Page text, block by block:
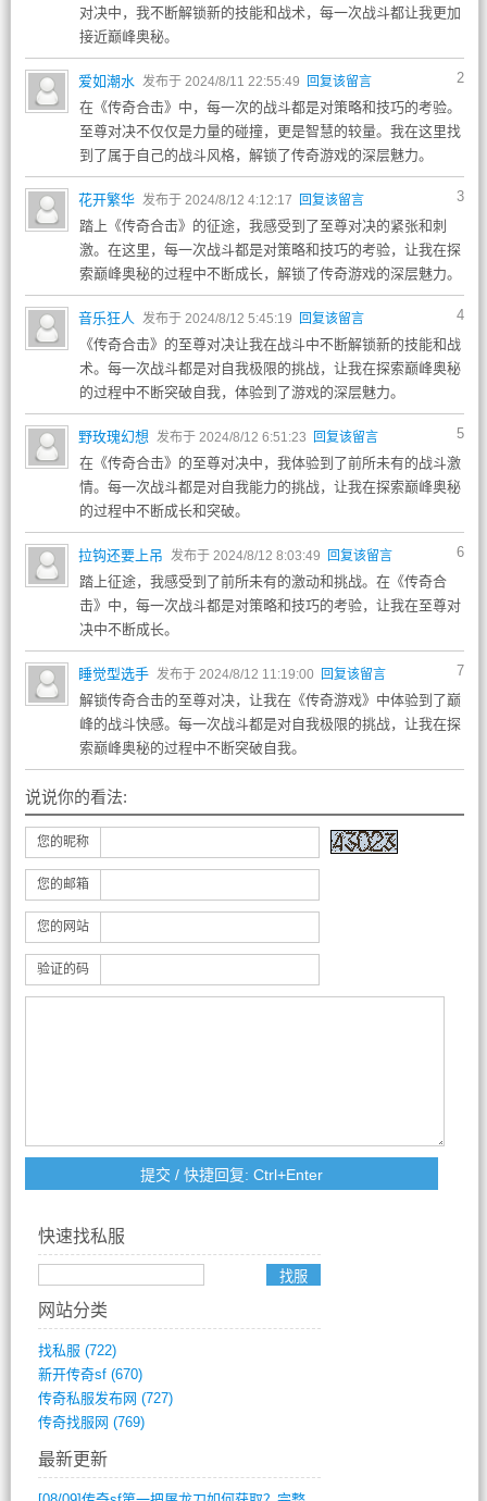
对决中，我不断解锁新的技能和战术，每一次战斗都让我更加
接近巅峰奥秘。
2
爱如潮水 发布于 2024/8/11 22:55:49 回复该留言
在《传奇合击》中，每一次的战斗都是对策略和技巧的考验。
至尊对决不仅仅是力量的碰撞，更是智慧的较量。我在这里找
到了属于自己的战斗风格，解锁了传奇游戏的深层魅力。
3
花开繁华 发布于 2024/8/12 4:12:17 回复该留言
踏上《传奇合击》的征途，我感受到了至尊对决的紧张和刺
激。在这里，每一次战斗都是对策略和技巧的考验，让我在探
索巅峰奥秘的过程中不断成长，解锁了传奇游戏的深层魅力。
4
音乐狂人 发布于 2024/8/12 5:45:19 回复该留言
《传奇合击》的至尊对决让我在战斗中不断解锁新的技能和战
术。每一次战斗都是对自我极限的挑战，让我在探索巅峰奥秘
的过程中不断突破自我，体验到了游戏的深层魅力。
5
野玫瑰幻想 发布于 2024/8/12 6:51:23 回复该留言
在《传奇合击》的至尊对决中，我体验到了前所未有的战斗激
情。每一次战斗都是对自我能力的挑战，让我在探索巅峰奥秘
的过程中不断成长和突破。
6
拉钩还要上吊 发布于 2024/8/12 8:03:49 回复该留言
踏上征途，我感受到了前所未有的激动和挑战。在《传奇合
击》中，每一次战斗都是对策略和技巧的考验，让我在至尊对
决中不断成长。
7
睡觉型选手 发布于 2024/8/12 11:19:00 回复该留言
解锁传奇合击的至尊对决，让我在《传奇游戏》中体验到了巅
峰的战斗快感。每一次战斗都是对自我极限的挑战，让我在探
索巅峰奥秘的过程中不断突破自我。
说说你的看法:
您的昵称
您的邮箱
您的网站
验证的码
快速找私服
网站分类
找私服 (722)
新开传奇sf(670)
传奇私服发布网 (727)
传奇找服网 (769)
最新更新